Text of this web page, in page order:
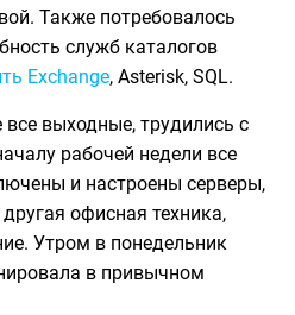
Также потребовалось
служб каталогов
Exchange, Asterisk, SQL.
выходные, трудились с
рабочей недели все
и настроены серверы,
офисная техника,
Утром в понедельник
в привычном